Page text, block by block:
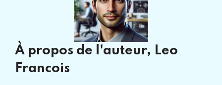
À propos de l'auteur, Leo
Francois